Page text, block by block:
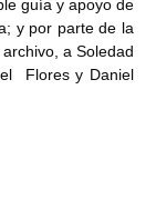
guía y apoyo de
y por parte de la
a Soledad
Flores y Daniel